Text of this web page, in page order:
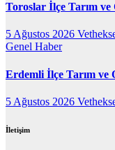
Toroslar İlçe Tarım
5 Ağustos 2026
Genel Haber
Erdemli İlçe Tarım
5 Ağustos 2026
İletişim